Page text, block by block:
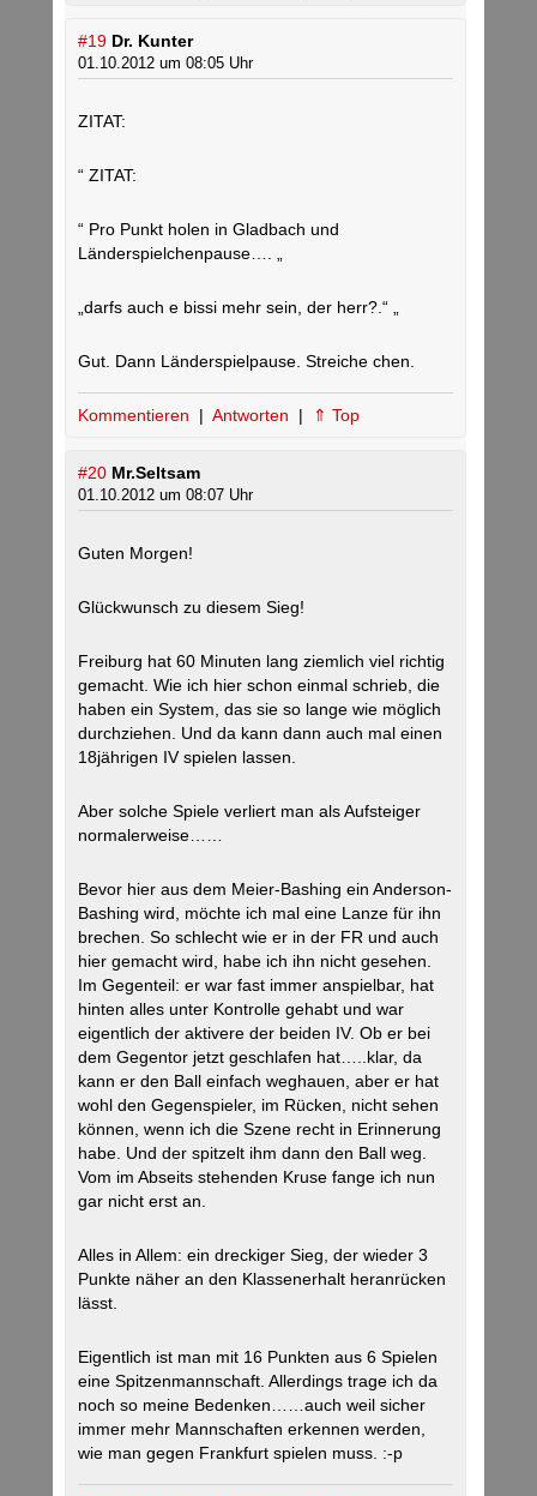
#19 Dr. Kunter
01.10.2012 um 08:05 Uhr
ZITAT:
“ ZITAT:
“ Pro Punkt holen in Gladbach und
Länderspielchenpause…. „
„darfs auch e bissi mehr sein, der herr?.“ „
Gut. Dann Länderspielpause. Streiche chen.
Kommentieren | Antworten | ⇑ Top
#20 Mr.Seltsam
01.10.2012 um 08:07 Uhr
Guten Morgen!
Glückwunsch zu diesem Sieg!
Freiburg hat 60 Minuten lang ziemlich viel richtig
gemacht. Wie ich hier schon einmal schrieb, die
haben ein System, das sie so lange wie möglich
durchziehen. Und da kann dann auch mal einen
18jährigen IV spielen lassen.
Aber solche Spiele verliert man als Aufsteiger
normalerweise……
Bevor hier aus dem Meier-Bashing ein Anderson-
Bashing wird, möchte ich mal eine Lanze für ihn
brechen. So schlecht wie er in der FR und auch
hier gemacht wird, habe ich ihn nicht gesehen.
Im Gegenteil: er war fast immer anspielbar, hat
hinten alles unter Kontrolle gehabt und war
eigentlich der aktivere der beiden IV. Ob er bei
dem Gegentor jetzt geschlafen hat…..klar, da
kann er den Ball einfach weghauen, aber er hat
wohl den Gegenspieler, im Rücken, nicht sehen
können, wenn ich die Szene recht in Erinnerung
habe. Und der spitzelt ihm dann den Ball weg.
Vom im Abseits stehenden Kruse fange ich nun
gar nicht erst an.
Alles in Allem: ein dreckiger Sieg, der wieder 3
Punkte näher an den Klassenerhalt heranrücken
lässt.
Eigentlich ist man mit 16 Punkten aus 6 Spielen
eine Spitzenmannschaft. Allerdings trage ich da
noch so meine Bedenken……auch weil sicher
immer mehr Mannschaften erkennen werden,
wie man gegen Frankfurt spielen muss. :-p